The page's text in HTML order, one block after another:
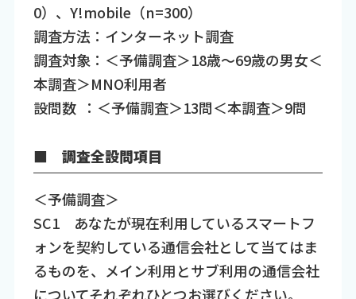
0）、Y!mobile（n=300）
調査方法：インターネット調査
調査対象：＜予備調査＞18歳～69歳の男女＜
本調査＞MNO利用者
設問数 ：＜予備調査＞13問＜本調査＞9問
■ 調査全設問項目
＜予備調査＞
SC1 あなたが現在利用しているスマートフ
ォンを契約している通信会社として当てはま
るものを、メイン利用とサブ利用の通信会社
についてそれぞれひとつお選びください。